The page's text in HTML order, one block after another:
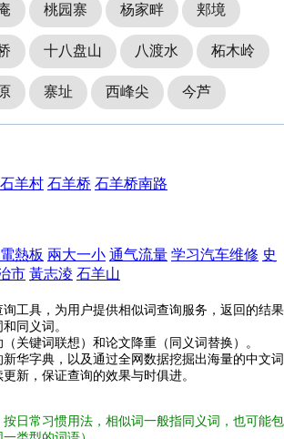
桃园寨 杨家畔 郏境
十八盘山 八渡水 柘木岭
寨址 西峰尖 今芦
石羊村 石羊桥 石羊桥南路
熱板 兩大一小 通气流量 学习汽车维修 史
市 黃志淩 石羊山
工具，为用户提供相似词查询服务，返回的结果
同义词。
关键词联想）和论文降重（同义词替换）。
华字典，以及通过全网数据挖掘出海量的中文词
新，保证查询的效果与时俱进。
日常习惯用法，相似词一般指同义词，也可能包